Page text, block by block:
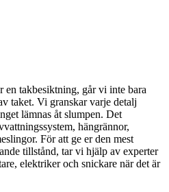
takbesiktning, går vi inte bara
taket. Vi granskar varje detalj
lämnas åt slumpen. Det
hängrännor,
För att ge er den mest
tillstånd, tar vi hjälp av experter
elektriker och snickare när det är